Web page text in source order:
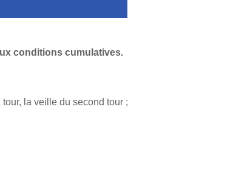
conditions cumulatives.
la veille du second tour ;